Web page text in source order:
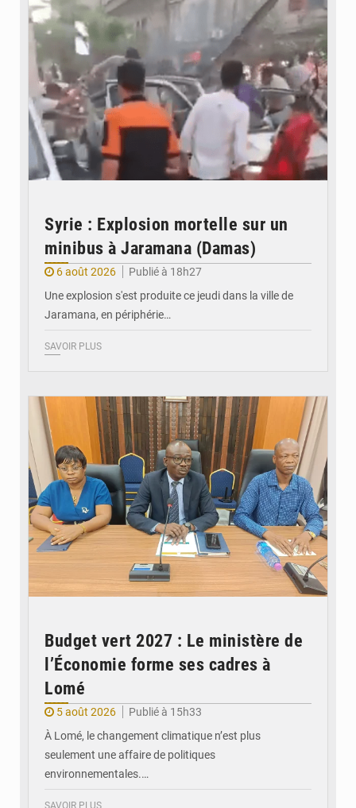
Syrie : Explosion mortelle sur un
minibus à Jaramana (Damas)
6 août 2026
Publié à 18h27
Une explosion s'est produite ce jeudi dans la ville de
Jaramana, en périphérie…
SAVOIR PLUS
Budget vert 2027 : Le ministère de
l’Économie forme ses cadres à
Lomé
5 août 2026
Publié à 15h33
À Lomé, le changement climatique n’est plus
seulement une affaire de politiques
environnementales.…
SAVOIR PLUS